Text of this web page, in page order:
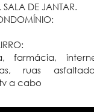
DE JANTAR.
farmácia,
ruas
a cabo